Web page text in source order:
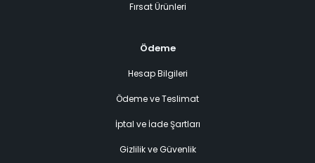
Fırsat Ürünleri
Ödeme
Hesap Bilgileri
Ödeme ve Teslimat
İptal ve İade Şartları
Gizlilik ve Güvenlik